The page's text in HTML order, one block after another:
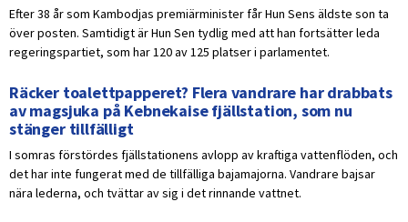
Efter 38 år som Kambodjas premiärminister får Hun Sens äldste son ta
över posten. Samtidigt är Hun Sen tydlig med att han fortsätter leda
regeringspartiet, som har 120 av 125 platser i parlamentet.
Räcker toalettpapperet? Flera vandrare har drabbats
av magsjuka på Kebnekaise fjällstation, som nu
stänger tillfälligt
I somras förstördes fjällstationens avlopp av kraftiga vattenflöden, och
det har inte fungerat med de tillfälliga bajamajorna. Vandrare bajsar
nära lederna, och tvättar av sig i det rinnande vattnet.